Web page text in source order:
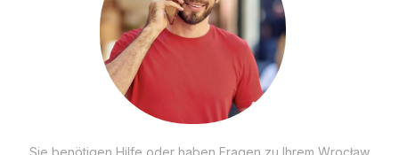
Sie benötigen Hilfe oder haben Fragen zu Ihrem Wrocław